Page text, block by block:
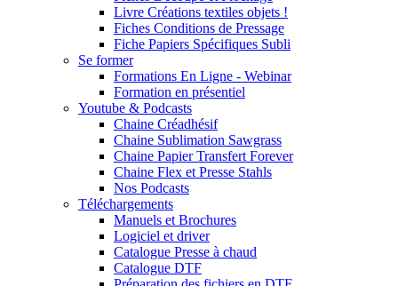
Livre Créations textiles objets !
Fiches Conditions de Pressage
Fiche Papiers Spécifiques Subli
Se former
Formations En Ligne - Webinar
Formation en présentiel
Youtube & Podcasts
Chaine Créadhésif
Chaine Sublimation Sawgrass
Chaine Papier Transfert Forever
Chaine Flex et Presse Stahls
Nos Podcasts
Téléchargements
Manuels et Brochures
Logiciel et driver
Catalogue Presse à chaud
Catalogue DTF